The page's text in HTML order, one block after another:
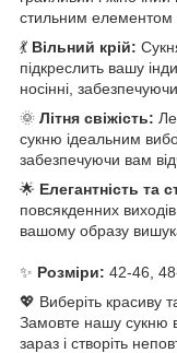
стильним елементом
💃 Вільний крій:
підкреслить вашу
носінні,
🌞 Літня свіжість:
сукню ідеальним
забезпечуючи вам
🌟 Елегантність та
повсякденних
вашому образу
✨ Розміри: 42-46,
💖 Виберіть красиву
Замовте нашу сукню
зараз і створіть